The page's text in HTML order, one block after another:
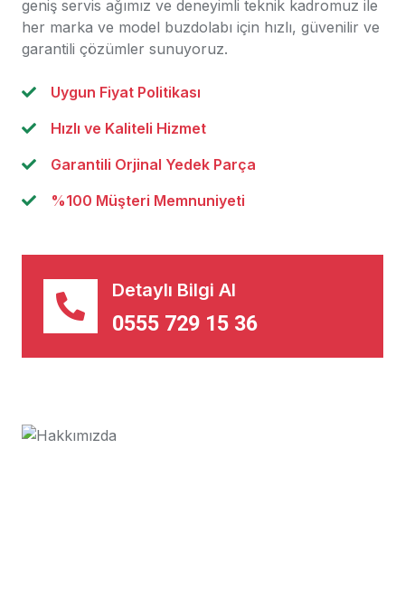
geniş servis ağımız ve deneyimli teknik kadromuz ile
her marka ve model buzdolabı için hızlı, güvenilir ve
garantili çözümler sunuyoruz.
Uygun Fiyat Politikası
Hızlı ve Kaliteli Hizmet
Garantili Orjinal Yedek Parça
%100 Müşteri Memnuniyeti
Detaylı Bilgi Al
0555 729 15 36